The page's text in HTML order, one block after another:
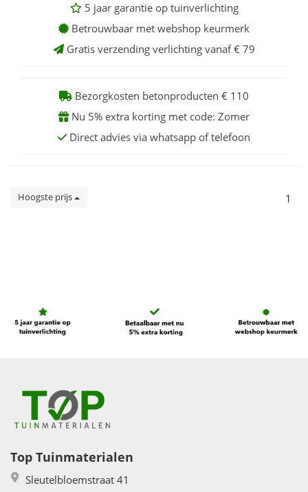
5 jaar garantie op tuinverlichting
Betrouwbaar met webshop keurmerk
Gratis verzending verlichting vanaf € 79
Bezorgkosten betonproducten € 110
Nu 5% extra korting met code: Zomer
Direct advies via whatsapp of telefoon
Hoogste prijs 1
Top Tuinmaterialen
Sleutelbloemstraat 41